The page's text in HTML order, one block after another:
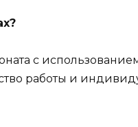
с
работы и